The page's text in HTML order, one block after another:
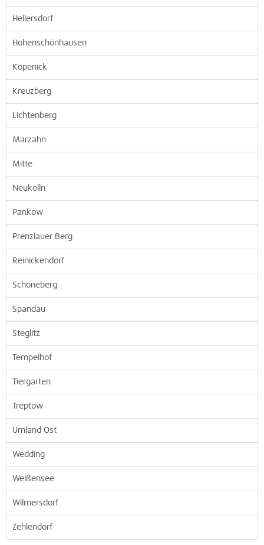
Hellersdorf
Hohenschönhausen
Köpenick
Kreuzberg
Lichtenberg
Marzahn
Mitte
Neukölln
Pankow
Prenzlauer Berg
Reinickendorf
Schöneberg
Spandau
Steglitz
Tempelhof
Tiergarten
Treptow
Umland Ost
Wedding
Weißensee
Wilmersdorf
Zehlendorf